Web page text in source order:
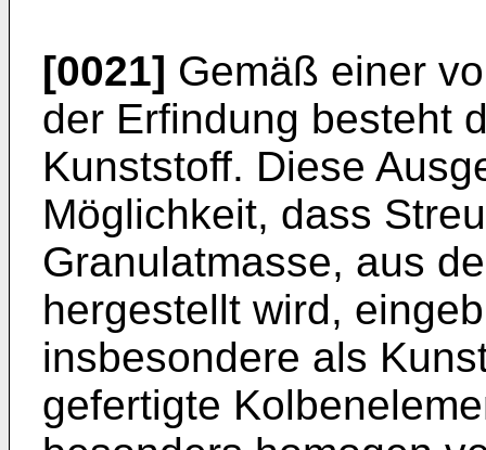
[0021] Gemäß einer
der Erfindung besteht
Kunststoff. Diese
Möglichkeit, dass
Granulatmasse, aus
hergestellt wird,
insbesondere als
gefertigte